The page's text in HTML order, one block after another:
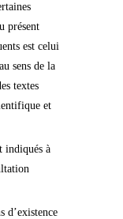
présent
est celui
sens de la
textes
et
indiqués à
d’existence